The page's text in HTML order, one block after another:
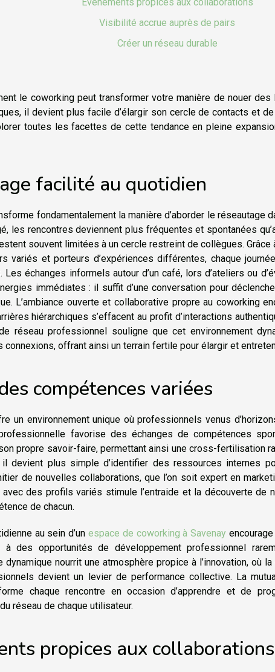
Visibilité accrue auprès de pairs
Créer un réseau durable
le coworking peut transformer votre manière de nouer
il devient plus facile d’élargir son cercle de contacts et
toutes les facettes de cette tendance en pleine
facilité au quotidien
fondamentalement la manière d’aborder le réseautage
les rencontres deviennent plus fréquentes et spontanées
souvent limitées à un cercle restreint de collègues.
variés et porteurs d’expériences différentes, chaque
échanges informels autour d’un café, lors d’ateliers ou
immédiates : il suffit d’une conversation pour
L’ambiance ouverte et collaborative propre au coworking
hiérarchiques s’effacent au profit d’interactions
réseau professionnel souligne que cet environnement
connexions, offrant ainsi un terrain fertile pour élargir et
compétences variées
un environnement unique où professionnels venus
favorise des échanges de compétences
propre savoir-faire, permettant ainsi une cross-fertilisation
il devient plus simple d’identifier des ressources internes
de nouvelles collaborations, que l’on soit expert en
avec des profils variés stimule l’entraide et la découverte de
de chacun.
au sein d’un espace de coworking à Savenay
à des opportunités de développement professionnel
dynamique nourrit une atmosphère propice à l’innovation, où
devient un levier de performance collective. La
chaque rencontre en occasion d’apprendre et de
réseau de chaque utilisateur.
propices aux collaborations